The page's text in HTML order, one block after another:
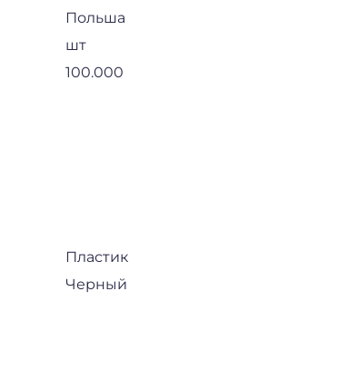
Польша
шт
100.000
Пластик
Черный